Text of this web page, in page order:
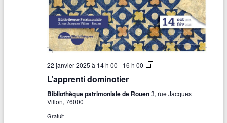
l
i
n
o
g
r
v
a
22 janvier 2025 à 14 h 00 - 16 h 00
L
p
L’apprenti dominotier
Bibliothèque patrimoniale de Rouen3, rue Jacques
Villon, 76000
Gratuit